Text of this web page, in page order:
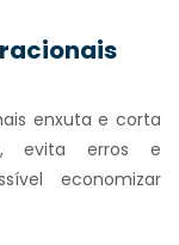
enxuta e corta
evita erros e
economizar